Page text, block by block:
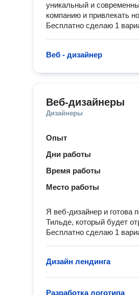
уникальный и
компанию и привлекать
Бесплатно сделаю 1
Веб - дизайнер
Веб-дизайнеры
Дизайнеры
Опыт
Дни работы
Время работы
Место работы
Я веб-дизайнер и готова
Тильде, который будет
Бесплатно сделаю 1
Дизайн лендинга
Разработка логотипа